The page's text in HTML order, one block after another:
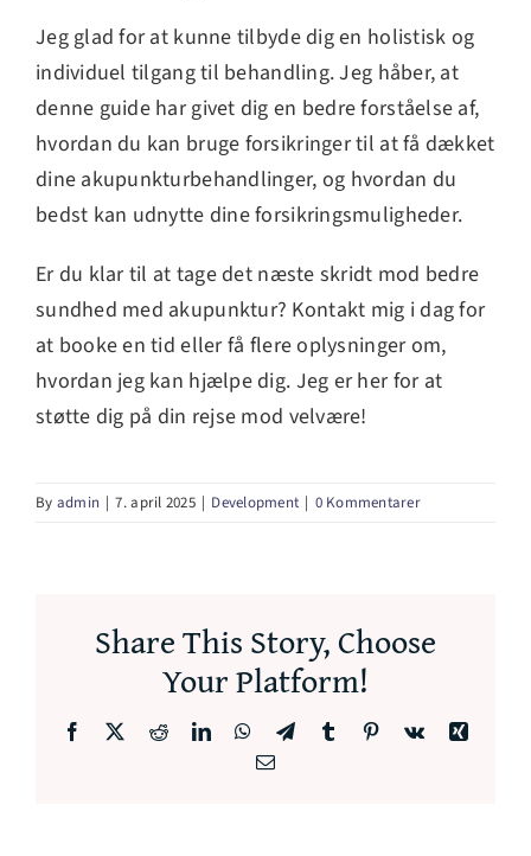
Jeg glad for at kunne tilbyde dig en holistisk og
individuel tilgang til behandling. Jeg håber, at
denne guide har givet dig en bedre forståelse af,
hvordan du kan bruge forsikringer til at få dækket
dine akupunkturbehandlinger, og hvordan du
bedst kan udnytte dine forsikringsmuligheder.
Er du klar til at tage det næste skridt mod bedre
sundhed med akupunktur? Kontakt mig i dag for
at booke en tid eller få flere oplysninger om,
hvordan jeg kan hjælpe dig. Jeg er her for at
støtte dig på din rejse mod velvære!
By admin | 7. april 2025 | Development | 0 Kommentarer
Share This Story, Choose
Your Platform!
Facebook RedditLinkedInWhatsApp
TelegramTumblr Pinterest
Vk
Xing
E-